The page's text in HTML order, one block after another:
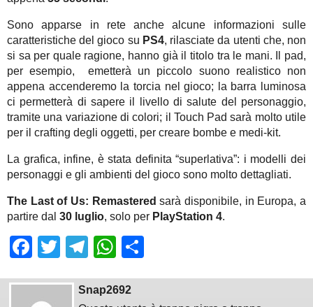
Sono apparse in rete anche alcune informazioni sulle
caratteristiche del gioco su PS4, rilasciate da utenti che, non
si sa per quale ragione, hanno già il titolo tra le mani. Il pad,
per esempio, emetterà un piccolo suono realistico non
appena accenderemo la torcia nel gioco; la barra luminosa
ci permetterà di sapere il livello di salute del personaggio,
tramite una variazione di colori; il Touch Pad sarà molto utile
per il crafting degli oggetti, per creare bombe e medi-kit.
La grafica, infine, è stata definita “superlativa”: i modelli dei
personaggi e gli ambienti del gioco sono molto dettagliati.
The Last of Us: Remastered sarà disponibile, in Europa, a
partire dal 30 luglio, solo per PlayStation 4.
Facebook
TwitterTelegram
WhatsApp
Snap2692